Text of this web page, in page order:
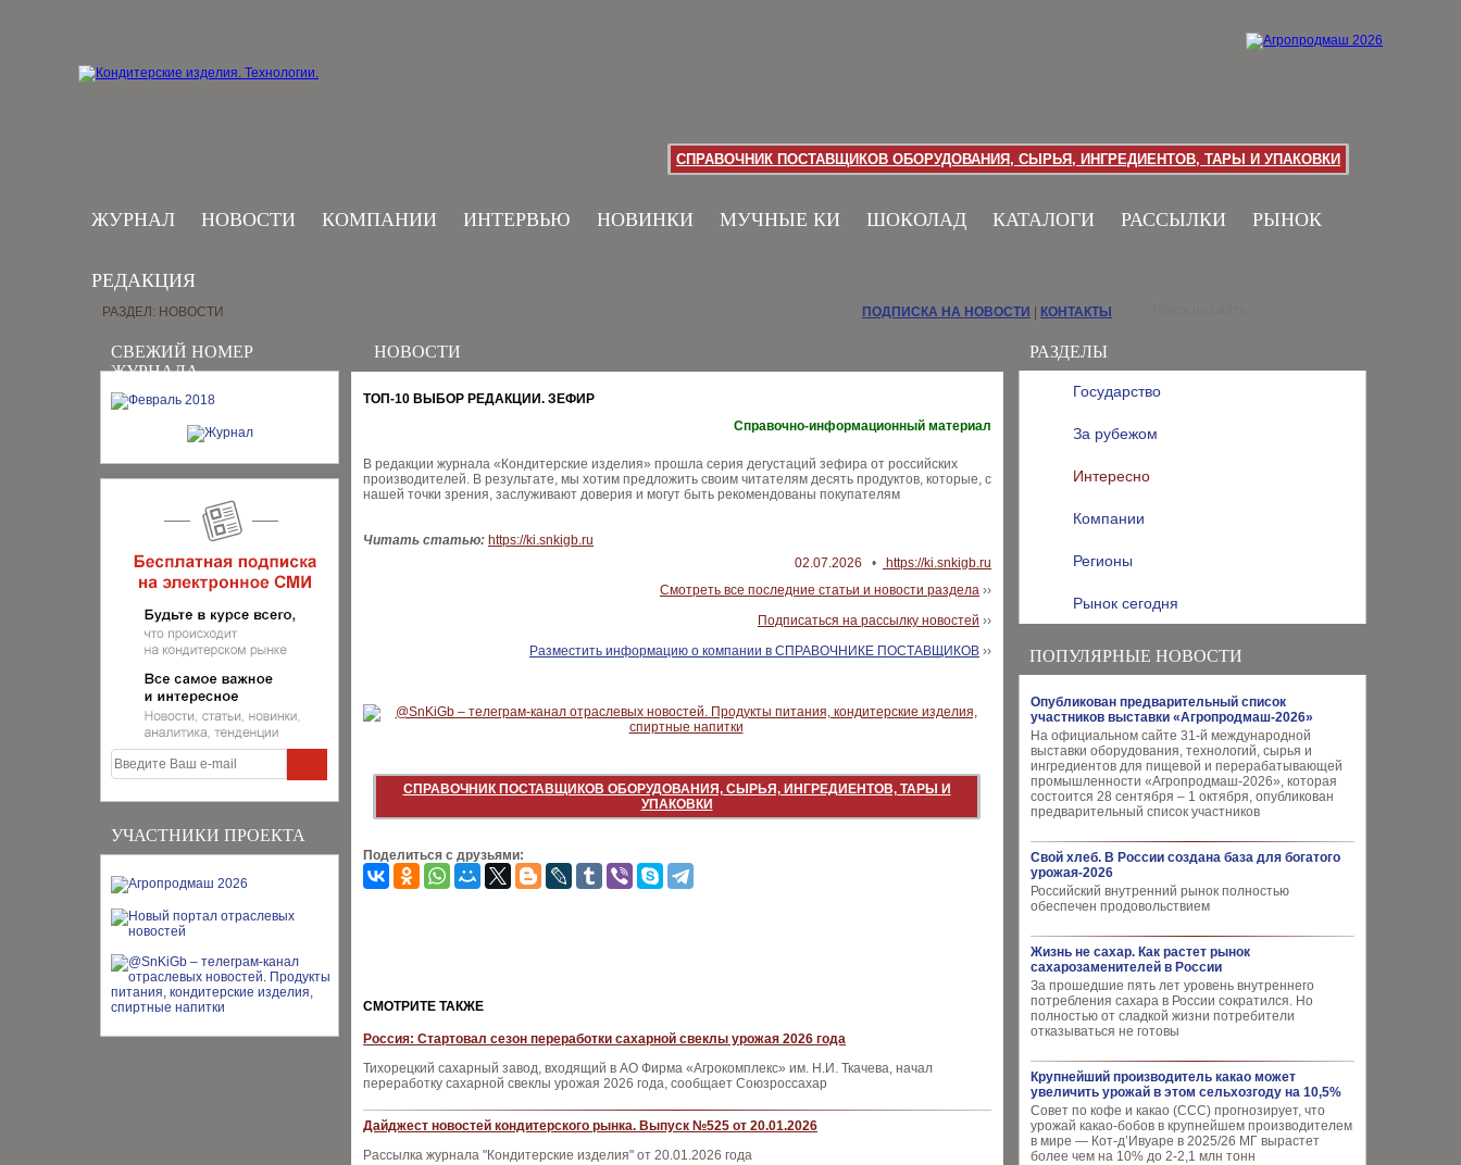
СПРАВОЧНИК ПОСТАВЩИКОВ ОБОРУДОВАНИЯ, СЫРЬЯ, ИНГРЕДИЕНТОВ, ТАРЫ И УПАКОВКИ
ЖУРНАЛ НОВОСТИ КОМПАНИИ ИНТЕРВЬЮ НОВИНКИ МУЧНЫЕ КИ ШОКОЛАД КАТАЛОГИ РАССЫЛКИ РЫНОК
РЕДАКЦИЯ
СВЕЖИЙ НОМЕР
ЖУРНАЛА
УЧАСТНИКИ ПРОЕКТА
РАЗДЕЛЫ
Государство
За рубежом
Интересно
Компании
Регионы
Рынок сегодня
ПОПУЛЯРНЫЕ НОВОСТИ
Опубликован предварительный список
участников выставки «Агропродмаш-2026»
На официальном сайте 31-й международной
выставки оборудования, технологий, сырья и
ингредиентов для пищевой и перерабатывающей
промышленности «Агропродмаш-2026», которая
состоится 28 сентября – 1 октября, опубликован
предварительный список участников
Свой хлеб. В России создана база для богатого
урожая-2026
Российский внутренний рынок полностью
обеспечен продовольствием
Жизнь не сахар. Как растет рынок
сахарозаменителей в России
За прошедшие пять лет уровень внутреннего
потребления сахара в России сократился. Но
полностью от сладкой жизни потребители
отказываться не готовы
Крупнейший производитель какао может
увеличить урожай в этом сельхозгоду на 10,5%
Совет по кофе и какао (CCC) прогнозирует, что
урожай какао-бобов в крупнейшем производителем
в мире — Кот-д’Ивуаре в 2025/26 МГ вырастет
более чем на 10% до 2-2,1 млн тонн
РАЗДЕЛ: НОВОСТИ ПОДПИСКА НА НОВОСТИ КОНТАКТЫ
НОВОСТИ
ТОП-10 ВЫБОР РЕДАКЦИИ. ЗЕФИР
Справочно-информационный материал
В редакции журнала «Кондитерские изделия» прошла серия дегустаций зефира от российских
производителей. В результате, мы хотим предложить своим читателям десять продуктов, которые, с
нашей точки зрения, заслуживают доверия и могут быть рекомендованы покупателям
Читать статью: https://ki.snkigb.ru
02.07.2026 •
https://ki.snkigb.ru
Смотреть все последние статьи и новости раздела ››
Подписаться на рассылку новостей ››
Разместить информацию о компании в СПРАВОЧНИКЕ ПОСТАВЩИКОВ ››
СПРАВОЧНИК ПОСТАВЩИКОВ ОБОРУДОВАНИЯ, СЫРЬЯ, ИНГРЕДИЕНТОВ, ТАРЫ И
УПАКОВКИ
Поделиться с друзьями:
CМОТРИТЕ ТАКЖЕ
Россия: Стартовал сезон переработки сахарной свеклы урожая 2026 года
Тихорецкий сахарный завод, входящий в АО Фирма «Агрокомплекс» им. Н.И. Ткачева, начал
переработку сахарной свеклы урожая 2026 года, сообщает Союзроссахар
Дайджест новостей кондитерского рынка. Выпуск №525 от 20.01.2026
Рассылка журнала "Кондитерские изделия" от 20.01.2026 года